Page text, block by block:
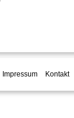
Impressum Kontakt